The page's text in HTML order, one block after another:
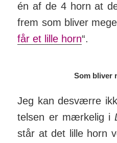
én af de 4 horn at
frem som bliver
får et lille horn“.
Som bliver
Jeg kan des­værre
telsen er mær­kelig i
står at det lille horn